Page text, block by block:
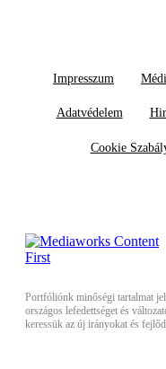
Impresszum
Adatvédelem
Cookie
Portfóliónk minőségi tartalmat
országos lefedettséget és
keressük az új irányokat és